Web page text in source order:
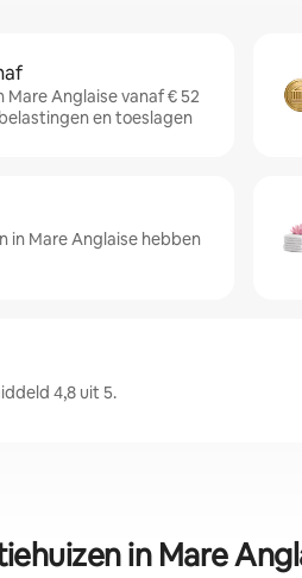
Anglaise vanaf € 52
en toeslagen
in Mare Anglaise hebben
4,8 uit 5.
in Mare